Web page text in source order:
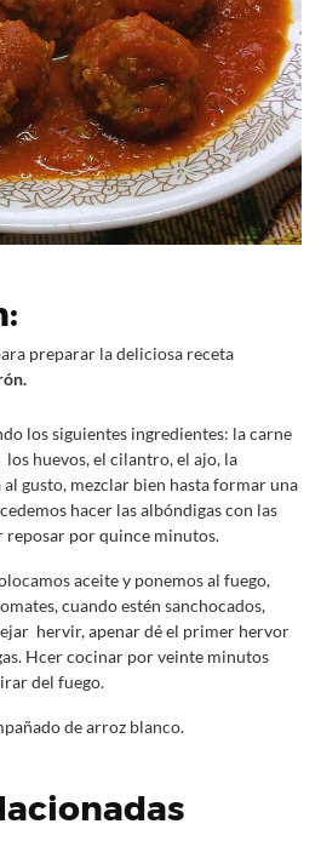
preparar la deliciosa receta
los siguientes ingredientes: la carne
huevos, el cilantro, el ajo, la
gusto, mezclar bien hasta formar una
hacer las albóndigas con las
reposar por quince minutos.
aceite y ponemos al fuego,
cuando estén sanchocados,
hervir, apenar dé el primer hervor
Hcer cocinar por veinte minutos
del fuego.
de arroz blanco.